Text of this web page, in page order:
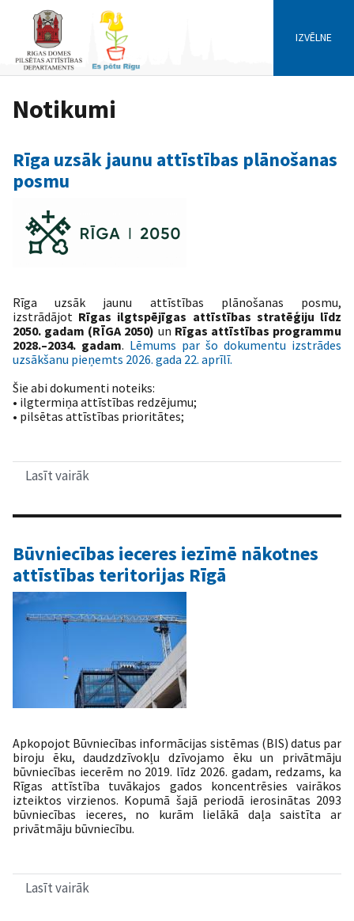
IZVĒLNE
Notikumi
Rīga uzsāk jaunu attīstības plānošanas
posmu
Rīga uzsāk jaunu attīstības plānošanas posmu,
izstrādājot Rīgas ilgtspējīgas attīstības stratēģiju līdz
2050. gadam (RĪGA 2050) un Rīgas attīstības programmu
2028.–2034. gadam. Lēmums par šo dokumentu izstrādes
uzsākšanu pieņemts 2026. gada 22. aprīlī.
Šie abi dokumenti noteiks:
• ilgtermiņa attīstības redzējumu;
• pilsētas attīstības prioritātes;
Lasīt vairāk
jaunu
plānošanas
posmu
Būvniecības ieceres iezīmē nākotnes
attīstības teritorijas Rīgā
Apkopojot Būvniecības informācijas sistēmas (BIS) datus par
biroju ēku, daudzdzīvokļu dzīvojamo ēku un privātmāju
būvniecības iecerēm no 2019. līdz 2026. gadam, redzams, ka
Rīgas attīstība tuvākajos gados koncentrēsies vairākos
izteiktos virzienos. Kopumā šajā periodā ierosinātas 2093
būvniecības ieceres, no kurām lielākā daļa saistīta ar
privātmāju būvniecību.
Lasīt vairāk